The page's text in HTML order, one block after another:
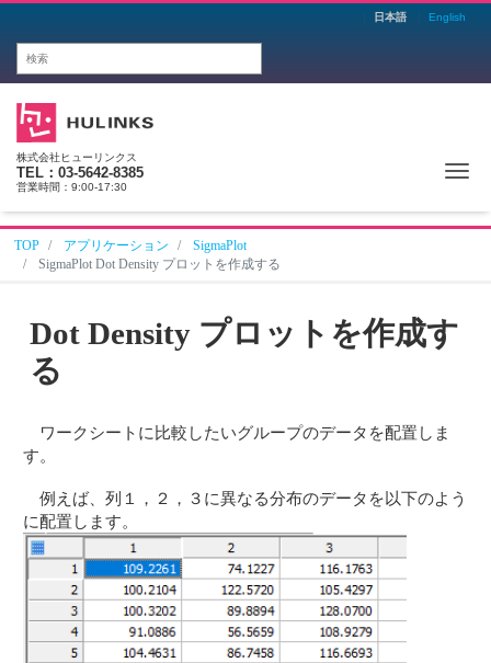
日本語 English
株式会社ヒューリンクス
TEL：03-5642-8385
営業時間：9:00-17:30
TOP アプリケーション
SigmaPlot
SigmaPlot Dot Density プロットを作成する
Dot Density プロットを作成す
る
ワークシートに比較したいグループのデータを配置しま
す。
例えば、列１，２，３に異なる分布のデータを以下のよう
に配置します。